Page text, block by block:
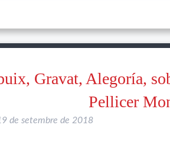
Gravat, Alegoría,
Pellicer
de setembre de 2018